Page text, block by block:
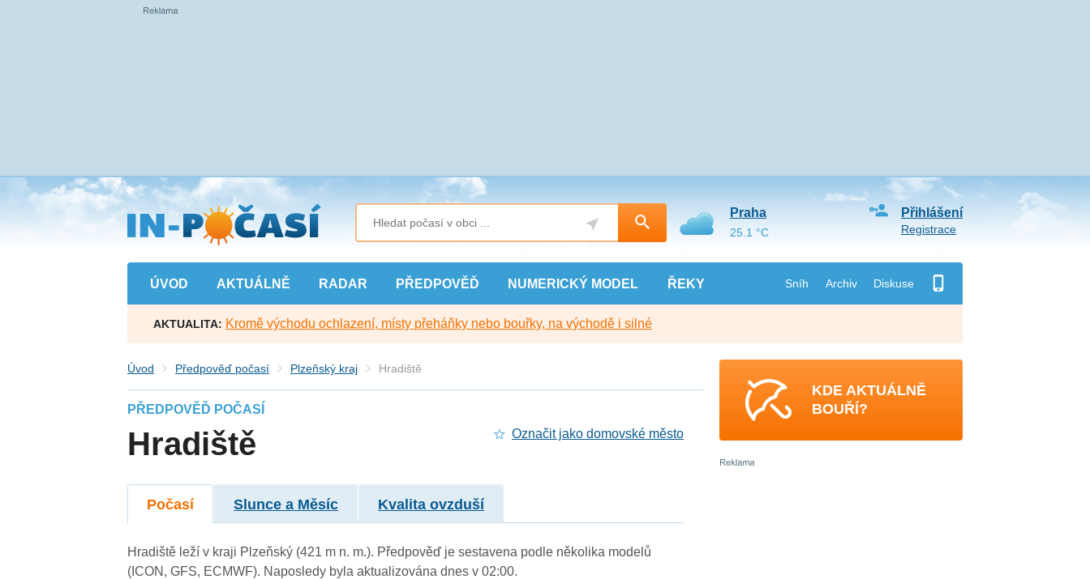
Přejít
na
hlavní
obsah
ÚVOD AKTUÁLNĚ RADAR PŘEDPOVĚĎ NUMERICKÝ MODEL ŘEKY Sníh Archiv Diskuse
Přihlášení
Registrace
Praha
25.1 °C
AKTUALITA: Kromě východu ochlazení, místy přeháňky nebo bouřky, na východě i silné
Úvod Předpověď počasí Plzeňský kraj Hradiště
PŘEDPOVĚĎ POČASÍ
Hradiště Označit jako domovské město
Počasí Slunce a Měsíc Kvalita ovzduší
Hradiště leží v kraji Plzeňský (421 m n. m.). Předpověď je sestavena podle několika modelů
(ICON, GFS, ECMWF). Naposledy byla aktualizována dnes v 02:00.
KDE AKTUÁLNĚ
BOUŘÍ?